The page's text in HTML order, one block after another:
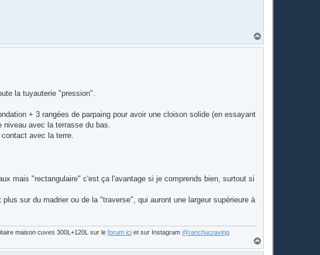
a
la tuyauterie "pression".
+ 3 rangées de parpaing pour avoir une cloison solide (en essayant
niveau avec la terrasse du bas.
avec la terre.
mais "rectangulaire" c'est ça l'avantage si je comprends bien, surtout si
sur du madrier ou de la "traverse", qui auront une largeur supérieure à
maison cuves 300L+120L sur leforum ici et sur Instagram @ranchucraving
a